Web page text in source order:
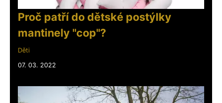
Proč patří do dětské postýlky
mantinely "cop"?
Děti
07. 03. 2022